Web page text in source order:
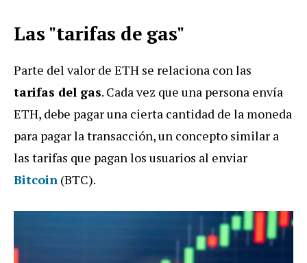
Las "tarifas de gas"
Parte del valor de ETH se relaciona con las
tarifas del gas. Cada vez que una persona envía
ETH, debe pagar una cierta cantidad de la moneda
para pagar la transacción, un concepto similar a
las tarifas que pagan los usuarios al enviar
Bitcoin (BTC).